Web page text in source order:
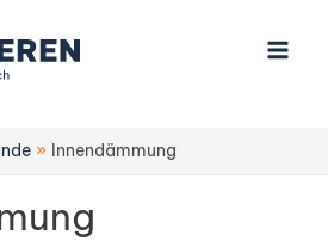
Innendämmung